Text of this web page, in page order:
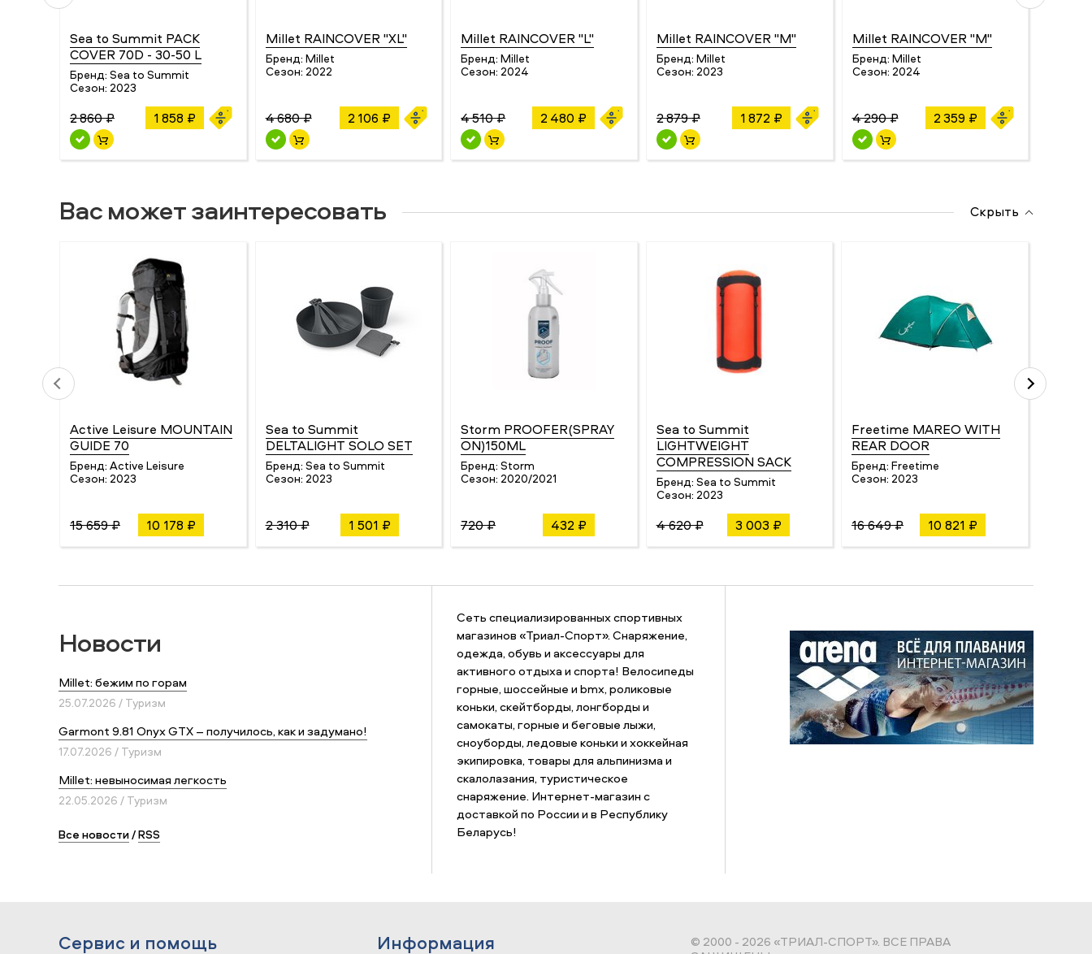
Sea to Summit PACK
COVER 70D - 30-50 L
Бренд: Sea to Summit
Сезон: 2023
2 860 ₽ 1 858 ₽
Millet RAINCOVER "XL"
Бренд: Millet
Сезон: 2022
4 680 ₽ 2 106 ₽
Millet RAINCOVER "L"
Бренд: Millet
Сезон: 2024
4 510 ₽ 2 480 ₽
Millet RAINCOVER "M"
Бренд: Millet
Сезон: 2023
2 879 ₽ 1 872 ₽
Millet RAINCOVER "M"
Бренд: Millet
Сезон: 2024
4 290 ₽ 2 359 ₽
Вас может заинтересовать Скрыть
Active Leisure MOUNTAIN
GUIDE 70
Бренд: Active Leisure
Сезон: 2023
15 659 ₽ 10 178 ₽
Sea to Summit
DELTALIGHT SOLO SET
Бренд: Sea to Summit
Сезон: 2023
2 310 ₽ 1 501 ₽
Storm PROOFER(SPRAY
ON)150ML
Бренд: Storm
Сезон: 2020/2021
720 ₽ 432 ₽
Sea to Summit
LIGHTWEIGHT
COMPRESSION SACK
Бренд: Sea to Summit
Сезон: 2023
4 620 ₽ 3 003 ₽
Freetime MAREO WITH
REAR DOOR
Бренд: Freetime
Сезон: 2023
16 649 ₽ 10 821 ₽
Новости
Millet: бежим по горам
25.07.2026 / Туризм
Garmont 9.81 Onyx GTX – получилось, как и задумано!
17.07.2026 / Туризм
Millet: невыносимая легкость
22.05.2026 / Туризм
Все новости/RSS
Сеть специализированных спортивных
магазинов «Триал-Спорт». Снаряжение,
одежда, обувь и аксессуары для
активного отдыха и спорта! Велосипеды
горные, шоссейные и bmx, роликовые
коньки, скейтборды, лонгборды и
самокаты, горные и беговые лыжи,
сноуборды, ледовые коньки и хоккейная
экипировка, товары для альпинизма и
скалолазания, туристическое
снаряжение. Интернет-магазин с
доставкой по России и в Республику
Беларусь!
Сервис и помощь Информация
© 2000 - 2026 «ТРИАЛ-СПОРТ». ВСЕ ПРАВА